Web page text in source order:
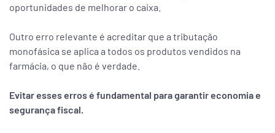
oportunidades de melhorar o caixa.
Outro erro relevante é acreditar que a tributação
monofásica se aplica a todos os produtos vendidos na
farmácia, o que não é verdade.
Evitar esses erros é fundamental para garantir economia e
segurança fiscal.